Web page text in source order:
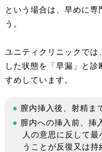
という場合は、早めに専
う。
ユニティクリニックでは
した状態を「早漏」と
すめしています。
膣内挿入後、射精ま
膣内への挿入前、挿
人の意思に反して最
うことが反復又は持